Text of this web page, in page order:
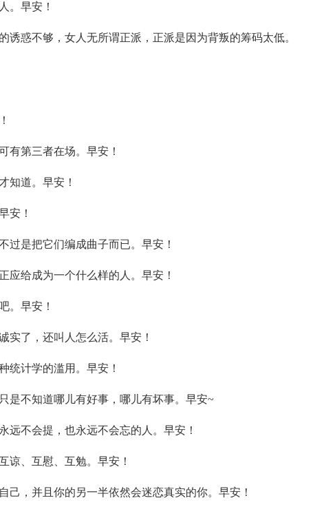
。早安！
诱惑不够，女人无所谓正派，正派是因为背叛的筹码太低。
有第三者在场。早安！
知道。早安！
安！
过是把它们编成曲子而已。早安！
应给成为一个什么样的人。早安！
。早安！
实了，还叫人怎么活。早安！
统计学的滥用。早安！
是不知道哪儿有好事，哪儿有坏事。早安~
远不会提，也永远不会忘的人。早安！
谅、互慰、互勉。早安！
己，并且你的另一半依然会迷恋真实的你。早安！